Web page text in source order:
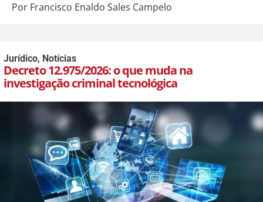
Por Francisco Enaldo Sales Campelo
Jurídico, Notícias
Decreto 12.975/2026: o que muda na
investigação criminal tecnológica